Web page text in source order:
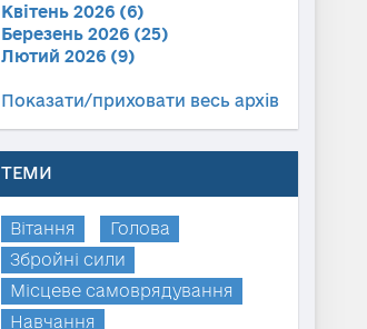
Квітень 2026 (6)
Березень 2026 (25)
Лютий 2026 (9)
Показати/приховати весь архів
ТЕМИ
Вітання
Голова
Збройні сили
Місцеве самоврядування
Навчання